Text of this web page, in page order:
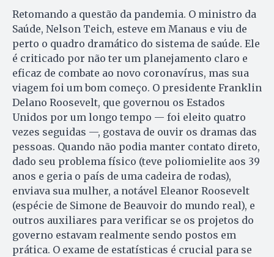
Retomando a questão da pandemia. O ministro da
Saúde, Nelson Teich, esteve em Manaus e viu de
perto o quadro dramático do sistema de saúde. Ele
é criticado por não ter um planejamento claro e
eficaz de combate ao novo coronavírus, mas sua
viagem foi um bom começo. O presidente Franklin
Delano Roosevelt, que governou os Estados
Unidos por um longo tempo — foi eleito quatro
vezes seguidas —, gostava de ouvir os dramas das
pessoas. Quando não podia manter contato direto,
dado seu problema físico (teve poliomielite aos 39
anos e geria o país de uma cadeira de rodas),
enviava sua mulher, a notável Eleanor Roosevelt
(espécie de Simone de Beauvoir do mundo real), e
outros auxiliares para verificar se os projetos do
governo estavam realmente sendo postos em
prática. O exame de estatísticas é crucial para se